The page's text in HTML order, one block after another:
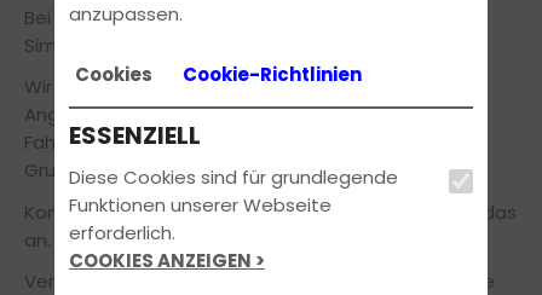
Bei uns kann jeder die ersten Schritte auf unserem
Simulator machen oder vertiefen.
Wir bieten jedem die Möglichkeit in Ruhe und ohne
Angst und Streß die ersten Schritte in der
Fahrausbildung zu machen oder die
Grundfahraufgaben zu vertiefen.
Komm doch einfach mal bei uns vorbei und seh Dir das
an.
Vereinbare einen Termin für Deine Simulator-Stunde
anzupassen.
Cookies Cookie-Richtlinien
ESSENZIELL
Diese Cookies sind für grundlegende
Funktionen unserer Webseite
erforderlich.
COOKIES ANZEIGEN >